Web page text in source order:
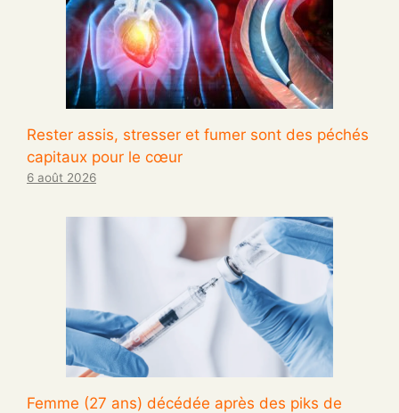
Rester assis, stresser et fumer sont des péchés
capitaux pour le cœur
6 août 2026
Femme (27 ans) décédée après des piks de